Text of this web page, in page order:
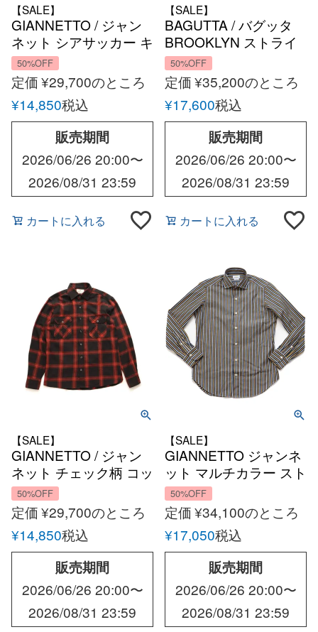
【SALE】
GIANNETTO / ジャン
ネット シアサッカー キ
ャンディーストライプ
ボタンダウン シャツ
50%OFF
定価¥29,700のところ
¥14,850税込
販売期間
2026/06/26 20:00〜
2026/08/31 23:59
カートに入れる
【SALE】
BAGUTTA / バグッタ
BROOKLYN ストライ
プ ワイドカラー オーバ
ー シャツ BROOKLYN-
OLD-GLW-11894
50%OFF
定価¥35,200のところ
¥17,600税込
販売期間
2026/06/26 20:00〜
2026/08/31 23:59
カートに入れる
【SALE】
GIANNETTO / ジャン
ネット チェック柄 コッ
トン ウォッシュド
CPO シャツ オールシ
ーズン メンズ イタリア
アメリカ
50%OFF
定価¥29,700のところ
¥14,850税込
販売期間
2026/06/26 20:00〜
2026/08/31 23:59
【SALE】
GIANNETTO ジャンネ
ット マルチカラー スト
ライプシャツ オール
シーズン メンズ イタリ
ア スリムフィット
50%OFF
定価¥34,100のところ
¥17,050税込
販売期間
2026/06/26 20:00〜
2026/08/31 23:59